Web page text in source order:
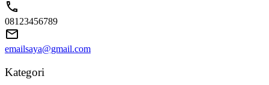
08123456789
emailsaya@gmail.com
Kategori